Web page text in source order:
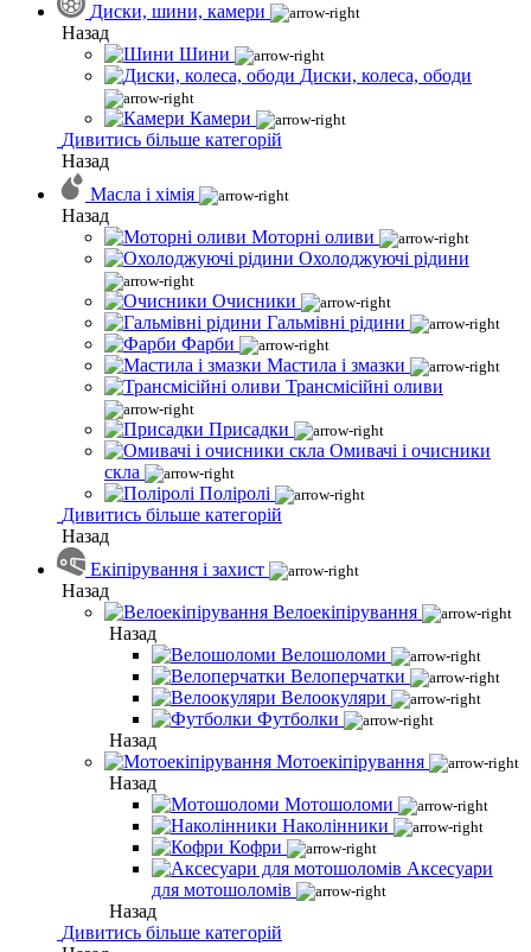
Диски, шини, камери
Назад
Шини
Диски, колеса, ободи
Камери
Дивитись більше категорій
Назад
Масла і хімія
Назад
Моторні оливи
Охолоджуючі рідини
Очисники
Гальмівні рідини
Фарби
Мастила і змазки
Трансмісійні оливи
Присадки
Омивачі і очисники
скла
Поліролі
Дивитись більше категорій
Назад
Екіпірування і захист
Назад
Велоекіпірування
Назад
Велошоломи
Велоперчатки
Велоокуляри
Футболки
Назад
Мотоекіпірування
Назад
Мотошоломи
Наколінники
Кофри
Аксесуари
для мотошоломів
Назад
Дивитись більше категорій